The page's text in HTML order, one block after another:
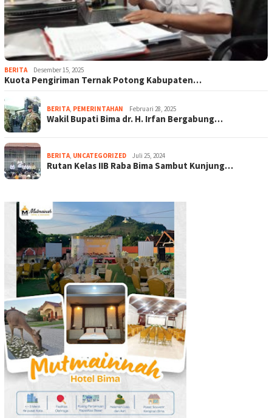
BERITA Desember 15, 2025
Kuota Pengiriman Ternak Potong Kabupaten…
BERITA, PEMERINTAHAN Februari 28, 2025
Wakil Bupati Bima dr. H. Irfan Bergabung…
BERITA, UNCATEGORIZED Juli 25, 2024
Rutan Kelas IIB Raba Bima Sambut Kunjung…